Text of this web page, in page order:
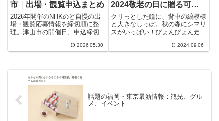
市｜出場・観覧申込まとめ
2026年開催のNHKのど自慢の出
場・観覧応募情報を締切順に整
理。津山市の開催日、申込締切、
2026.05.30
2024敬老の日に贈る可愛
いギフト特集
クリっとした瞳に、背中の縞模様
と大きなしっぽ。秋の森にシマリ
スがいっぱい！ぴょんぴょん走っ
ったり。どんぐりは大好きなあの
2024.09.06
話題の福岡・東京最新情報：観光、グル
メ、イベント